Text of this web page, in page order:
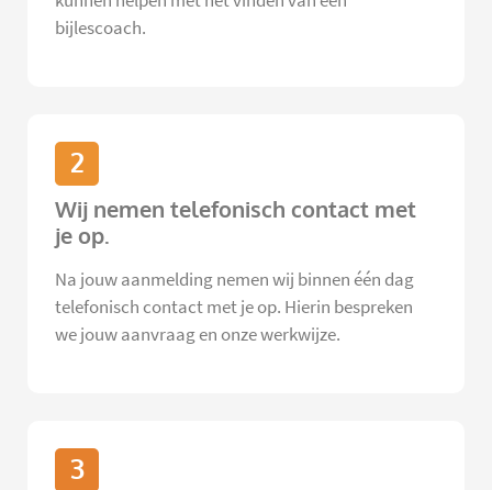
bijlescoach.
2
Wij nemen telefonisch contact met
je op.
Na jouw aanmelding nemen wij binnen één dag
telefonisch contact met je op. Hierin bespreken
we jouw aanvraag en onze werkwijze.
3